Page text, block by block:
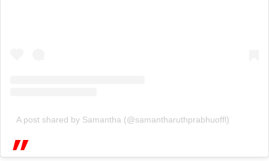
A post shared by Samantha (@samantharuthprabhuoffl)